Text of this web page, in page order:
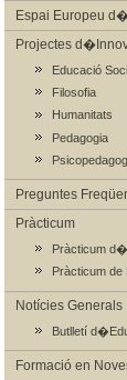
Espai Europeu
Projectes
Educació
Filosofia
Humanitats
Pedagogia
Preguntes
Pràcticum
Pràcticum
Pràcticum de
Notícies Generals
Butlletí
Formació en